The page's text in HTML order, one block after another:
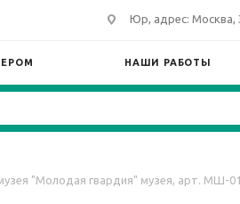
Юр, адрес: Москва,
НАШИ РАБОТЫ
"Молодая гвардия" музея, арт. МШ-